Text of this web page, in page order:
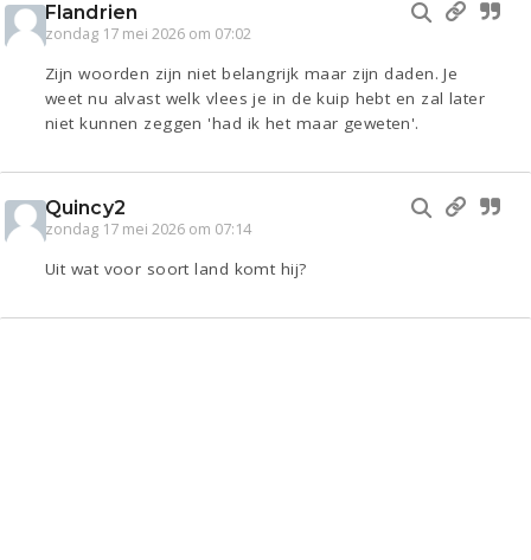
Flandrien
zondag 17 mei 2026 om 07:02
Zijn woorden zijn niet belangrijk maar zijn daden. Je
weet nu alvast welk vlees je in de kuip hebt en zal later
niet kunnen zeggen 'had ik het maar geweten'.
Quincy2
zondag 17 mei 2026 om 07:14
Uit wat voor soort land komt hij?